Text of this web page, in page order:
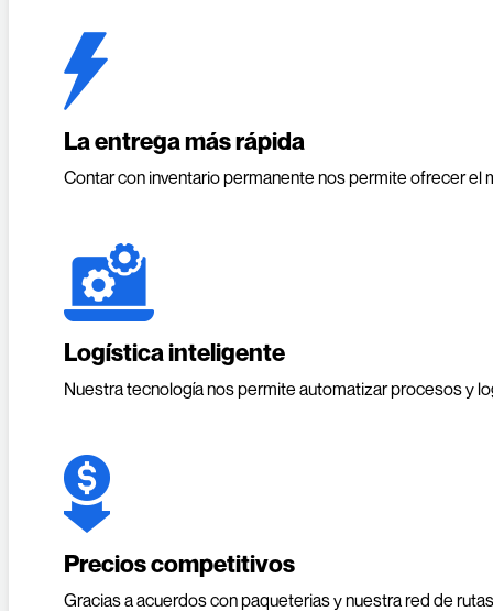
La entrega más rápida
Contar con inventario permanente nos permite ofrecer
Logística inteligente
Nuestra tecnología nos permite automatizar procesos y
Precios competitivos
Gracias a acuerdos con paqueterias y nuestra red de